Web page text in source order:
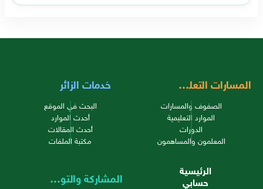
المسارات التعليمية
الصفوف والمسارات
الموارد التعليمية
الدورات
المعلمون والمساهمون
خدمات الزائر
البحث في الموقع
أحدث الموارد
أحدث المقالات
مكتبة الملفات
الرئيسية
حسابي المشاركة والتواصل